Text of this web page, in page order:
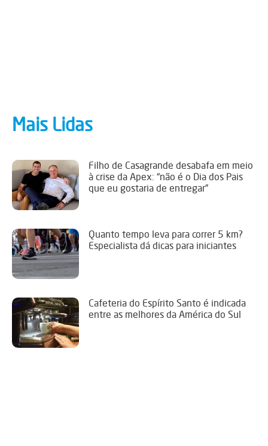
Mais Lidas
Filho de Casagrande desabafa em meio
à crise da Apex: “não é o Dia dos Pais
que eu gostaria de entregar”
Quanto tempo leva para correr 5 km?
Especialista dá dicas para iniciantes
Cafeteria do Espírito Santo é indicada
entre as melhores da América do Sul